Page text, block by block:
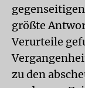
größte
Verurteile
zu den